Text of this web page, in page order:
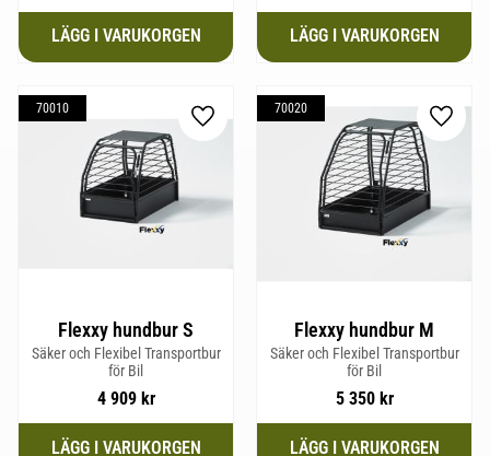
Flexxy hundbur S
Säker och Flexibel Transportbur
för Bil
4 909kr
70010
Lägg till i favoriter
Flexxy hundbur M
Säker och Flexibel Transportbur
för Bil
5 350kr
70020
Lägg